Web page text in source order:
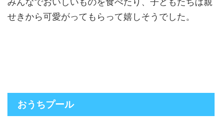
せきから可愛がってもらって嬉しそうでした。
おうちプール